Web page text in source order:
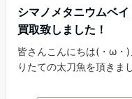
シマノメタニウムベ
買取致しました！
皆さんこんにちは(・ω・
りたての太刀魚を頂きま